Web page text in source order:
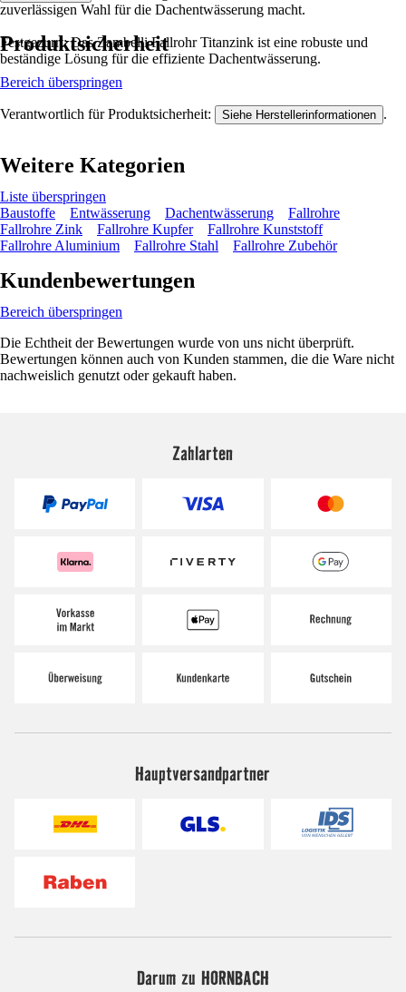
zuverlässigen Wahl für die Dachentwässerung macht.
Festgezurrt: Das Zambelli Fallrohr Titanzink ist eine robuste und
beständige Lösung für die effiziente Dachentwässerung.
Produktsicherheit
Bereich überspringen
Verantwortlich für Produktsicherheit: Siehe Herstellerinformationen .
Weitere Kategorien
Liste überspringen
Baustoffe
Entwässerung Dachentwässerung
Fallrohre
Fallrohre Zink
Fallrohre Kupfer
Fallrohre Kunststoff
Fallrohre Aluminium
Fallrohre Stahl Fallrohre Zubehör
Kundenbewertungen
Bereich überspringen
Die Echtheit der Bewertungen wurde von uns nicht überprüft.
Bewertungen können auch von Kunden stammen, die die Ware nicht
nachweislich genutzt oder gekauft haben.
Zahlarten
Hauptversandpartner
Darum zu HORNBACH